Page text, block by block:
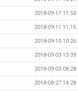
2018-09-17 11:50
2018-09-11 11:16
2018-09-10 10:26
2018-09-03 13:39
2018-09-03 08:28
2018-08-27 14:28